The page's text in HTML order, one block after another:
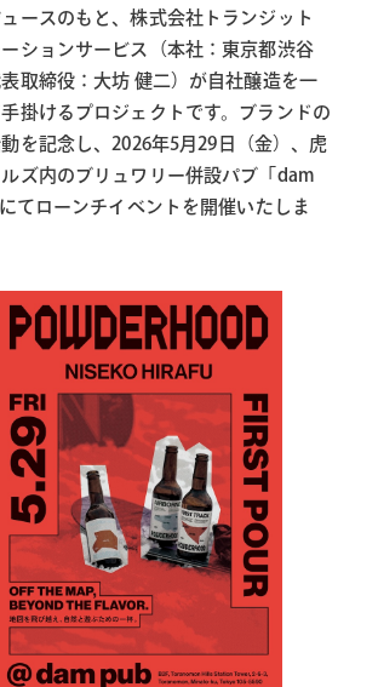
ースのもと、株式会社トランジット
ーションサービス（本社：東京都渋谷
取締役：大坊 健二）が自社醸造を一
掛けるプロジェクトです。ブランドの
を記念し、2026年5月29日（金）、虎
ルズ内のブリュワリー併設パブ「dam
てローンチイベントを開催いたしま